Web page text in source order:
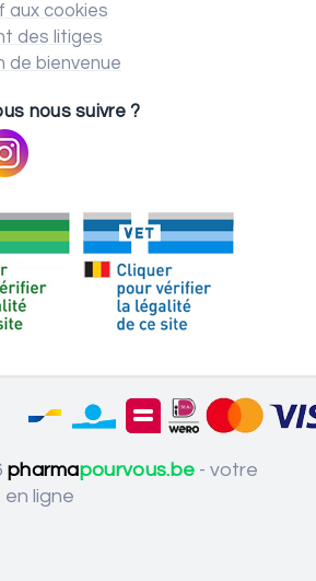
aux cookies
des litiges
de bienvenue
nous suivre ?
pharmapourvous.be - votre
ligne